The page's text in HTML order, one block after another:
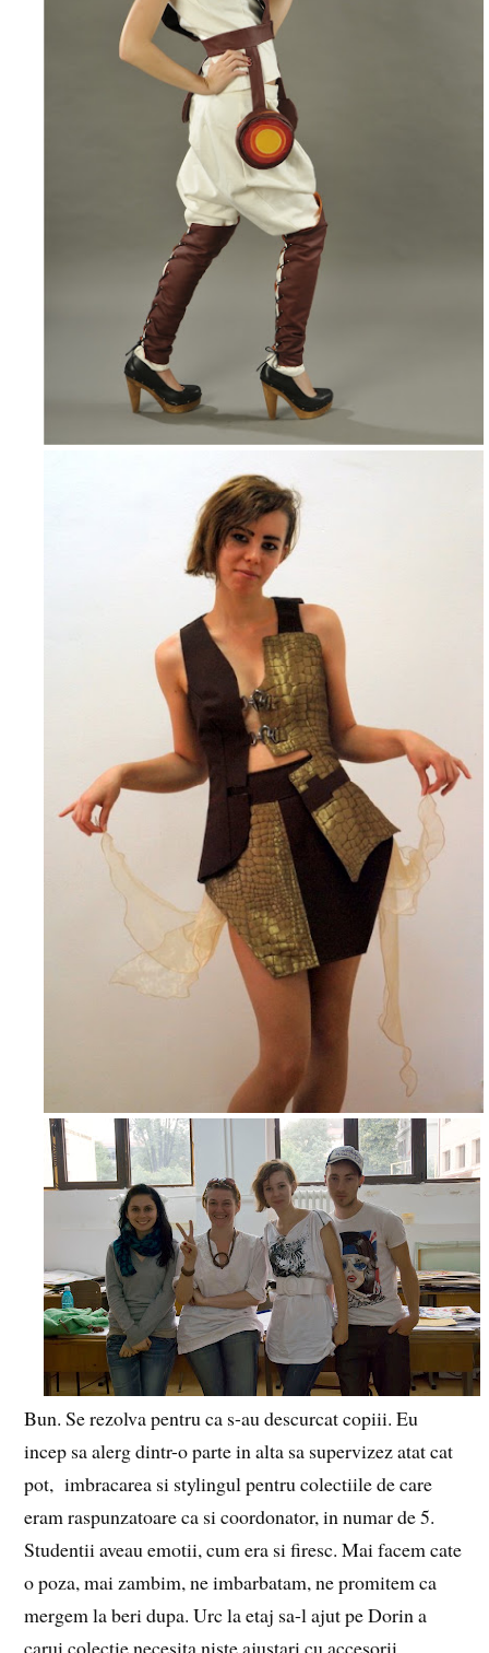
Bun. Se rezolva pentru ca s-au descurcat copiii. Eu
incep sa alerg dintr-o parte in alta sa supervizez atat cat
pot, imbracarea si stylingul pentru colectiile de care
eram raspunzatoare ca si coordonator, in numar de 5.
Studentii aveau emotii, cum era si firesc. Mai facem cate
o poza, mai zambim, ne imbarbatam, ne promitem ca
mergem la beri dupa. Urc la etaj sa-l ajut pe Dorin a
carui colectie necesita niste ajustari cu accesorii